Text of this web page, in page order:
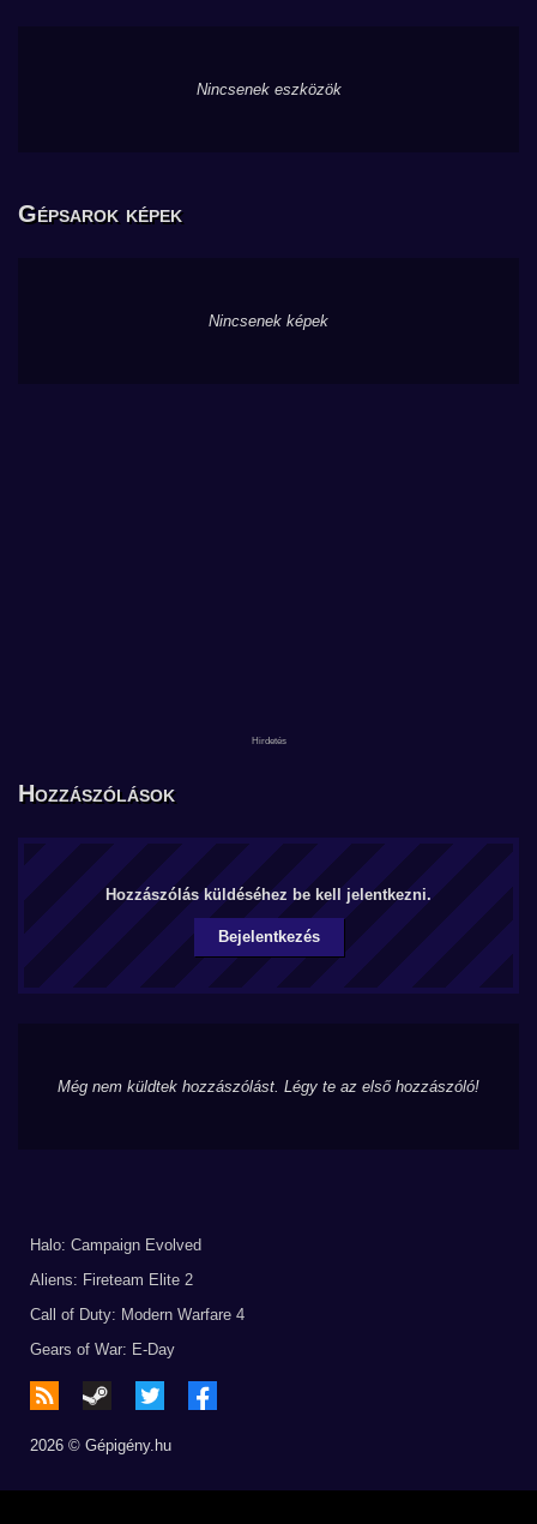
Nincsenek eszközök
Gépsarok képek
Nincsenek képek
Hozzászólások
Hozzászólás küldéséhez be kell jelentkezni.
Bejelentkezés
Még nem küldtek hozzászólást. Légy te az első hozzászóló!
Halo: Campaign Evolved
Aliens: Fireteam Elite 2
Call of Duty: Modern Warfare 4
Gears of War: E-Day
2026 © Gépigény.hu